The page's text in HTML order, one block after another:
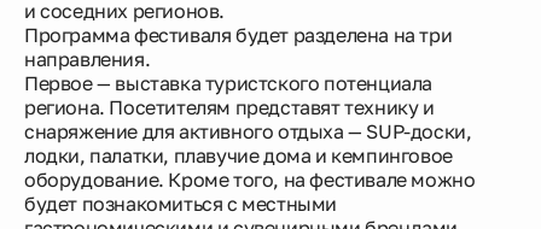
Камеры
Тендеры
Партнерам
и соседних регионов.
Программа фестиваля будет разделена на три
направления.
Первое — выставка туристского потенциала
региона. Посетителям представят технику и
снаряжение для активного отдыха — SUP-доски,
лодки, палатки, плавучие дома и кемпинговое
оборудование. Кроме того, на фестивале можно
будет познакомиться с местными